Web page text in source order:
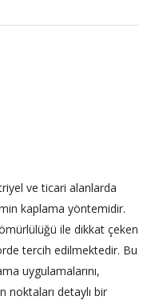
ve ticari alanlarda
kaplama yöntemidir.
ile dikkat çeken
tercih edilmektedir. Bu
uygulamalarını,
noktaları detaylı bir